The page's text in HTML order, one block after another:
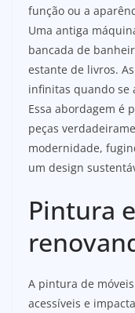
função ou a
Uma antiga
bancada de
estante de livros.
infinitas quando se
Essa abordagem é
peças
modernidade,
um design
Pintura
A pintura de
acessíveis e